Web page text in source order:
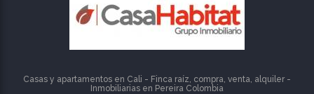
Casas y apartamentos en Cali - Finca raíz, compra, venta, alquiler -
Inmobiliarias en Pereira Colombia